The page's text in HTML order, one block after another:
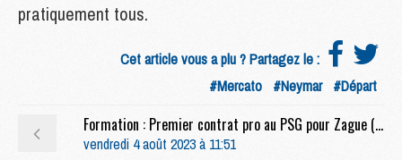
pratiquement tous.
Cet article vous a plu ? Partagez le :
#Mercato #Neymar #Départ
Formation : Premier contrat pro au PSG pour Zague (officiel)
vendredi 4 août 2023 à 11:51